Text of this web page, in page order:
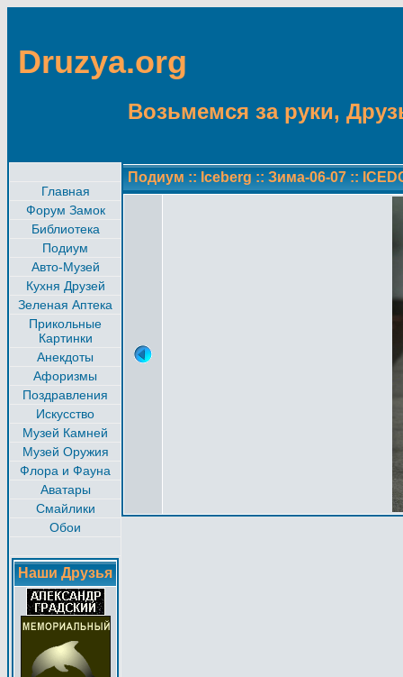
Druzya.org
Возьмемся за руки,
Главная
Форум Замок
Библиотека
Подиум
Авто-Музей
Кухня Друзей
Зеленая Аптека
Прикольные
Картинки
Анекдоты
Афоризмы
Поздравления
Искусство
Музей Камней
Музей Оружия
Флора и Фауна
Аватары
Смайлики
Обои
Наши Друзья
Подиум :: Iceberg :: Зима-06-07 ::